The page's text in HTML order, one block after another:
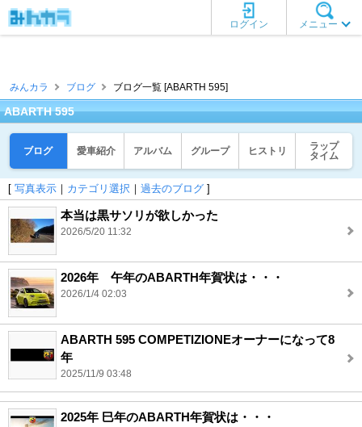
メニュー
ログイン
みんカラ ブログ ブログ一覧 [ABARTH 595]
ABARTH 595
ブログ 愛車紹介 アルバム グループ ヒストリ
ラップ
タイム
[ 写真表示 ｜ カテゴリ選択 ｜ 過去のブログ ]
本当は黒サソリが欲しかった
2026/5/20 11:32
2026年 午年のABARTH年賀状は・・・
2026/1/4 02:03
ABARTH 595 COMPETIZIONEオーナーになって8
年
2025/11/9 03:48
2025年 巳年のABARTH年賀状は・・・